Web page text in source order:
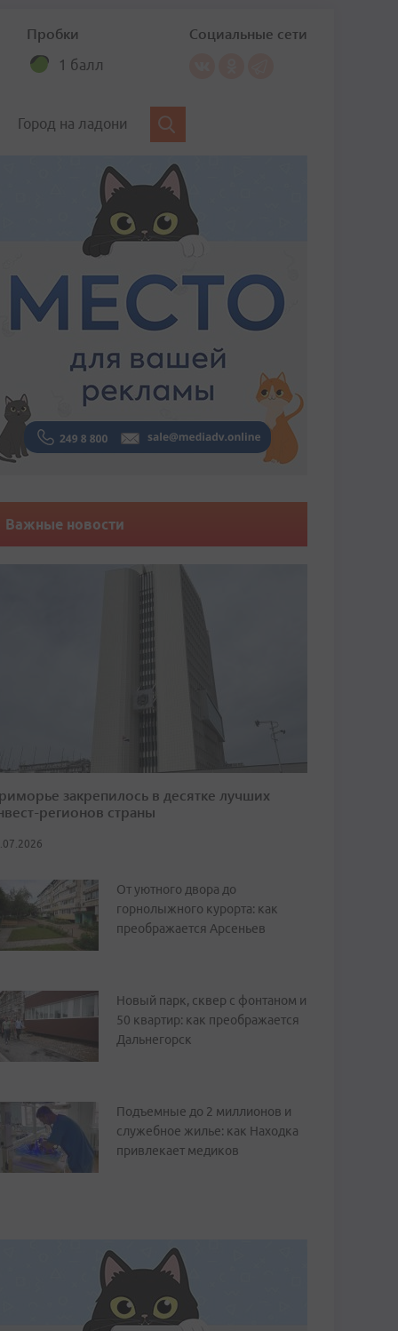
Пробки
1 балл
Социальные сети
Город на ладони
Важные новости
закрепилось в десятке лучших
регионов страны
От уютного двора до
горнолыжного курорта: как
преображается Арсеньев
Новый парк, сквер с фонтаном и
50 квартир: как преображается
Дальнегорск
Подъемные до 2 миллионов и
служебное жилье: как Находка
привлекает медиков